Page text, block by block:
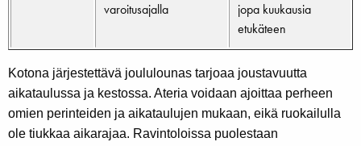
varoitusajalla
jopa kuukausia
etukäteen
Kotona järjestettävä joululounas tarjoaa joustavuutta
aikataulussa ja kestossa. Ateria voidaan ajoittaa perheen
omien perinteiden ja aikataulujen mukaan, eikä ruokailulla
ole tiukkaa aikarajaa. Ravintoloissa puolestaan